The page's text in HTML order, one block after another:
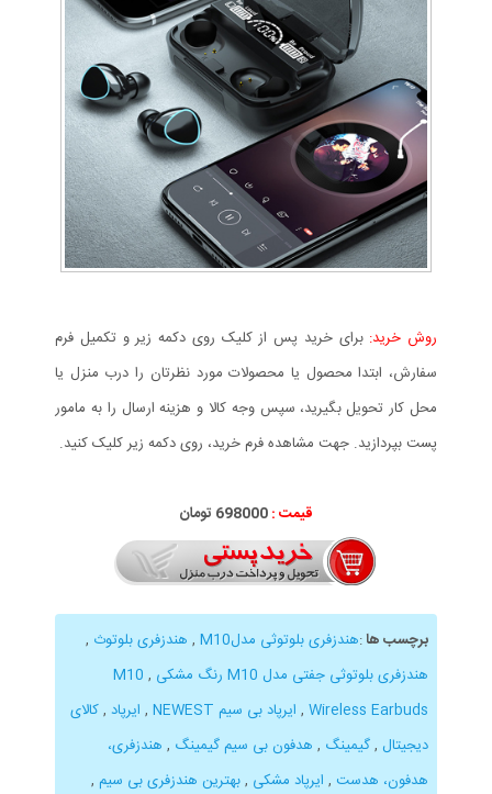
روش خرید: برای خرید پس از کلیک روی دکمه زیر و تکمیل فرم
سفارش، ابتدا محصول یا محصولات مورد نظرتان را درب منزل یا
محل کار تحویل بگیرید، سپس وجه کالا و هزینه ارسال را به مامور
پست بپردازید. جهت مشاهده فرم خرید، روی دکمه زیر کلیک کنید.
قیمت :698000 تومان
برچسب ها:هندزفری بلوتوثی مدلM10 , هندزفری بلوتوث ,
هندزفری بلوتوثی جفتی مدل M10 رنگ مشکی
,
M10
Wireless Earbuds
, ایرپاد بی سیم NEWEST , ایرپاد ,کالای
دیجیتال ,گیمینگ , هدفون بی سیم گیمینگ , هندزفری،
هدفون، هدست , ایرپاد مشکی ,بهترین هندزفری بی سیم ,